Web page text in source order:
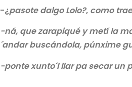
-¿pasote dalgo Lolo?, como
-ná, que zarapiqué y metí la
´andar buscándola, púnxime
-ponte xunto´l llar pa secar un